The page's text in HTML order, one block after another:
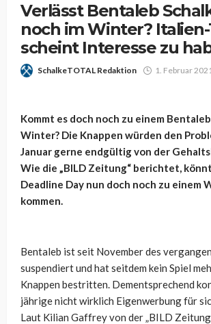
Verlässt Bentaleb
noch im Winter?
scheint Interesse zu
SchalkeTOTAL Redaktion 1. Februar
Kommt es doch noch zu einem
Winter? Die Knappen würden den
Januar gerne endgültig von der
Wie die „BILD Zeitung“ berichtet,
Deadline Day nun doch noch zu einem
kommen.
Bentaleb ist seit November des
suspendiert und hat seitdem kein Spiel
Knappen bestritten. Dementsprechend
jährige nicht wirklich Eigenwerbung für
Laut Kilian Gaffrey von der „BILD